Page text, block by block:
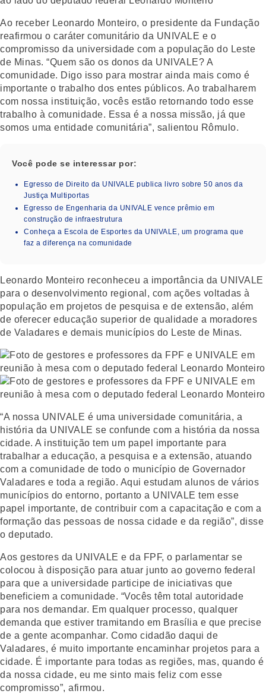
Ao receber Leonardo Monteiro, o presidente da Fundação
reafirmou o caráter comunitário da UNIVALE e o
compromisso da universidade com a população do Leste
de Minas. “Quem são os donos da UNIVALE? A
comunidade. Digo isso para mostrar ainda mais como é
importante o trabalho dos entes públicos. Ao trabalharem
com nossa instituição, vocês estão retornando todo esse
trabalho à comunidade. Essa é a nossa missão, já que
somos uma entidade comunitária”, salientou Rômulo.
Você pode se interessar por:
Egresso de Direito da UNIVALE publica livro sobre 50 anos da
Justiça Multiportas
Egresso de Engenharia da UNIVALE vence prêmio em
construção de infraestrutura
Conheça a Escola de Esportes da UNIVALE, um programa que
faz a diferença na comunidade
Leonardo Monteiro reconheceu a importância da UNIVALE
para o desenvolvimento regional, com ações voltadas à
população em projetos de pesquisa e de extensão, além
de oferecer educação superior de qualidade a moradores
de Valadares e demais municípios do Leste de Minas.
“A nossa UNIVALE é uma universidade comunitária, a
história da UNIVALE se confunde com a história da nossa
cidade. A instituição tem um papel importante para
trabalhar a educação, a pesquisa e a extensão, atuando
com a comunidade de todo o município de Governador
Valadares e toda a região. Aqui estudam alunos de vários
municípios do entorno, portanto a UNIVALE tem esse
papel importante, de contribuir com a capacitação e com a
formação das pessoas de nossa cidade e da região”, disse
o deputado.
Aos gestores da UNIVALE e da FPF, o parlamentar se
colocou à disposição para atuar junto ao governo federal
para que a universidade participe de iniciativas que
beneficiem a comunidade. “Vocês têm total autoridade
para nos demandar. Em qualquer processo, qualquer
demanda que estiver tramitando em Brasília e que precise
de a gente acompanhar. Como cidadão daqui de
Valadares, é muito importante encaminhar projetos para a
cidade. É importante para todas as regiões, mas, quando é
da nossa cidade, eu me sinto mais feliz com esse
compromisso”, afirmou.